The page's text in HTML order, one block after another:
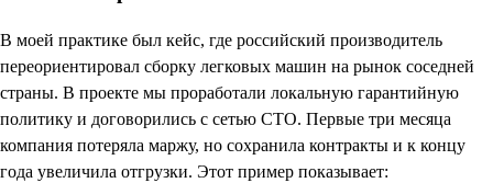
В моей практике был кейс, где российский производитель
переориентировал сборку легковых машин на рынок соседней
страны. В проекте мы проработали локальную гарантийную
политику и договорились с сетью СТО. Первые три месяца
компания потеряла маржу, но сохранила контракты и к концу
года увеличила отгрузки. Этот пример показывает: